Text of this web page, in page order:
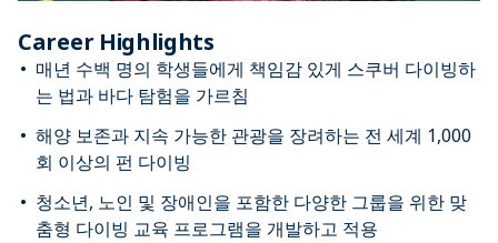
Career Highlights
매년 수백 명의 학생들에게 책임감 있게 스쿠버 다이빙하
는 법과 바다 탐험을 가르침
해양 보존과 지속 가능한 관광을 장려하는 전 세계 1,000
회 이상의 펀 다이빙
청소년, 노인 및 장애인을 포함한 다양한 그룹을 위한 맞
춤형 다이빙 교육 프로그램을 개발하고 적용